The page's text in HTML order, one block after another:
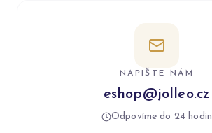
NAPIŠTE NÁM
eshop@jolleo.cz
Odpovíme do 24 hodin